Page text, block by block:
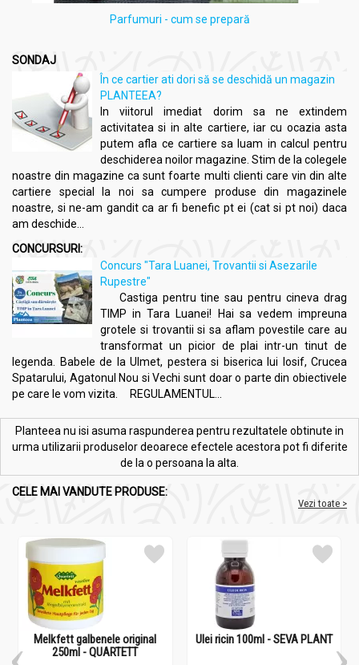
Parfumuri - cum se prepară
SONDAJ
În ce cartier ati dori să se deschidă un magazin
PLANTEEA?
In viitorul imediat dorim sa ne extindem
activitatea si in alte cartiere, iar cu ocazia asta
putem afla ce cartiere sa luam in calcul pentru
deschiderea noilor magazine. Stim de la colegele
noastre din magazine ca sunt foarte multi clienti care vin din alte
cartiere special la noi sa cumpere produse din magazinele
noastre, si ne-am gandit ca ar fi benefic pt ei (cat si pt noi) daca
am deschide...
CONCURSURI:
Concurs "Tara Luanei, Trovantii si Asezarile
Rupestre"
Castiga pentru tine sau pentru cineva drag
TIMP in Tara Luanei! Hai sa vedem impreuna
grotele si trovantii si sa aflam povestile care au
transformat un picior de plai intr-un tinut de
legenda. Babele de la Ulmet, pestera si biserica lui Iosif, Crucea
Spatarului, Agatonul Nou si Vechi sunt doar o parte din obiectivele
pe care le vom vizita. REGULAMENTUL...
Planteea nu isi asuma raspunderea pentru rezultatele obtinute in
urma utilizarii produselor deoarece efectele acestora pot fi diferite
de la o persoana la alta.
CELE MAI VANDUTE PRODUSE:
Vezi toate >
Melkfett galbenele original
250ml - QUARTETT
Ulei ricin 100ml - SEVA PLANT